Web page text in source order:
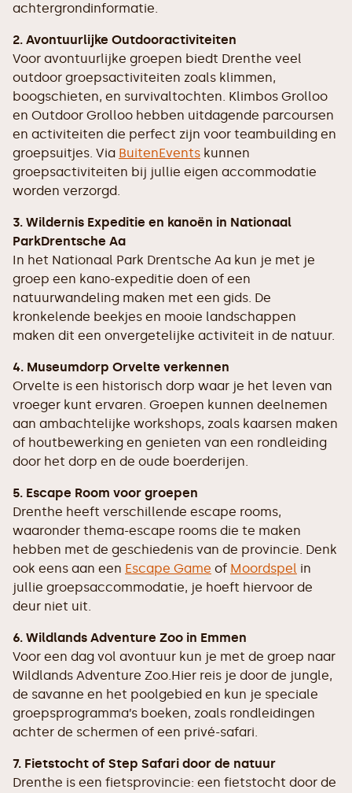
achtergrondinformatie.
2. Avontuurlijke Outdooractiviteiten
Voor avontuurlijke groepen biedt Drenthe veel
outdoor groepsactiviteiten zoals klimmen,
boogschieten, en survivaltochten. Klimbos Grolloo
en Outdoor Grolloo hebben uitdagende parcoursen
en activiteiten die perfect zijn voor teambuilding en
groepsuitjes. Via BuitenEvents kunnen
groepsactiviteiten bij jullie eigen accommodatie
worden verzorgd.
3. Wildernis Expeditie en kanoën in Nationaal
ParkDrentsche Aa
In het Nationaal Park Drentsche Aa kun je met je
groep een kano-expeditie doen of een
natuurwandeling maken met een gids. De
kronkelende beekjes en mooie landschappen
maken dit een onvergetelijke activiteit in de natuur.
4. Museumdorp Orvelte verkennen
Orvelte is een historisch dorp waar je het leven van
vroeger kunt ervaren. Groepen kunnen deelnemen
aan ambachtelijke workshops, zoals kaarsen maken
of houtbewerking en genieten van een rondleiding
door het dorp en de oude boerderijen.
5. Escape Room voor groepen
Drenthe heeft verschillende escape rooms,
waaronder thema-escape rooms die te maken
hebben met de geschiedenis van de provincie. Denk
ook eens aan een Escape Game of Moordspel in
jullie groepsaccommodatie, je hoeft hiervoor de
deur niet uit.
6. Wildlands Adventure Zoo in Emmen
Voor een dag vol avontuur kun je met de groep naar
Wildlands Adventure Zoo.Hier reis je door de jungle,
de savanne en het poolgebied en kun je speciale
groepsprogramma’s boeken, zoals rondleidingen
achter de schermen of een privé-safari.
7. Fietstocht of Step Safari door de natuur
Drenthe is een fietsprovincie: een fietstocht door de